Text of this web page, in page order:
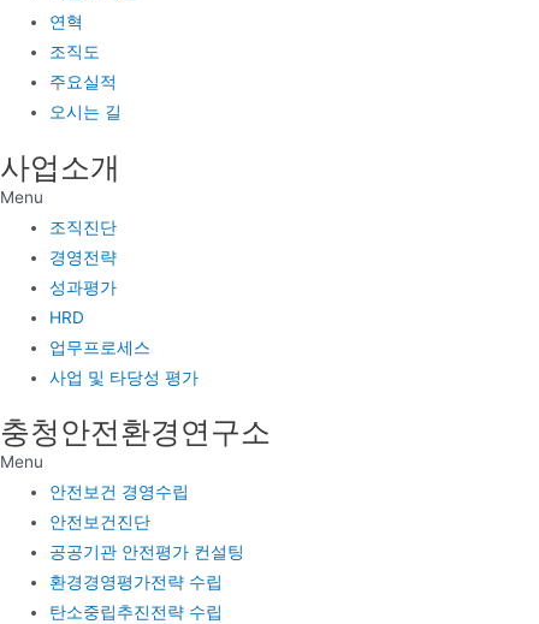
연혁
조직도
주요실적
오시는 길
사업소개
Menu
조직진단
경영전략
성과평가
HRD
업무프로세스
사업 및 타당성 평가
충청안전환경연구소
Menu
안전보건 경영수립
안전보건진단
공공기관 안전평가 컨설팅
환경경영평가전략 수립
탄소중립추진전략 수립